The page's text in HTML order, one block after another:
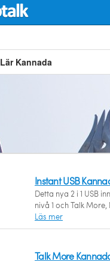
Lär Kannada
Instant USB
Detta nya 2 i 1 USB
nivå 1 och Talk
Läs mer
Talk More